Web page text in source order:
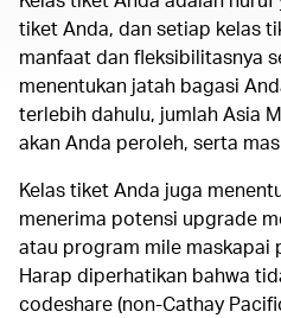
tiket Anda, dan setiap kelas
manfaat dan fleksibilitasnya
menentukan jatah bagasi
terlebih dahulu, jumlah Asia
akan Anda peroleh, serta
Kelas tiket Anda juga
menerima potensi upgrade
atau program mile maskapai
Harap diperhatikan bahwa
codeshare (non-Cathay